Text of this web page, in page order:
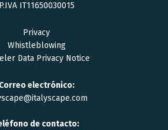
P.IVA IT11650030015
Privacy
Whistleblowing
Data Privacy Notice
Correo electrónico:
de contacto: